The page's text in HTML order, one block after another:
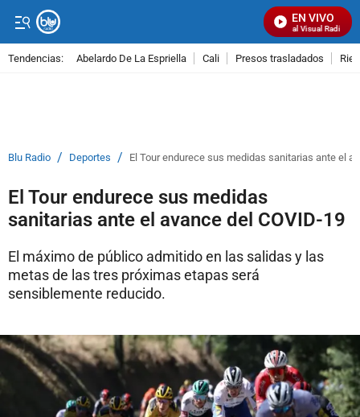
EN VIVO
Señal Visual Radio
Tendencias: Abelardo De La Espriella Cali Presos trasladados
Blu Radio / Deportes / El Tour endurece sus medidas sanitarias ante el
El Tour endurece sus medidas
sanitarias ante el avance del COVID-19
El máximo de público admitido en las salidas y las
metas de las tres próximas etapas será
sensiblemente reducido.